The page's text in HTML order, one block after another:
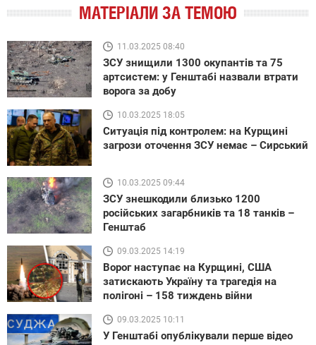
МАТЕРІАЛИ ЗА ТЕМОЮ
11.03.2025 08:40
ЗСУ знищили 1300 окупантів та 75
артсистем: у Генштабі назвали втрати
ворога за добу
10.03.2025 18:05
Ситуація під контролем: на Курщині
загрози оточення ЗСУ немає – Сирський
10.03.2025 09:44
ЗСУ знешкодили близько 1200
російських загарбників та 18 танків –
Генштаб
09.03.2025 14:19
Ворог наступає на Курщині, США
затискають Україну та трагедія на
полігоні – 158 тиждень війни
09.03.2025 10:11
У Генштабі опублікували перше відео